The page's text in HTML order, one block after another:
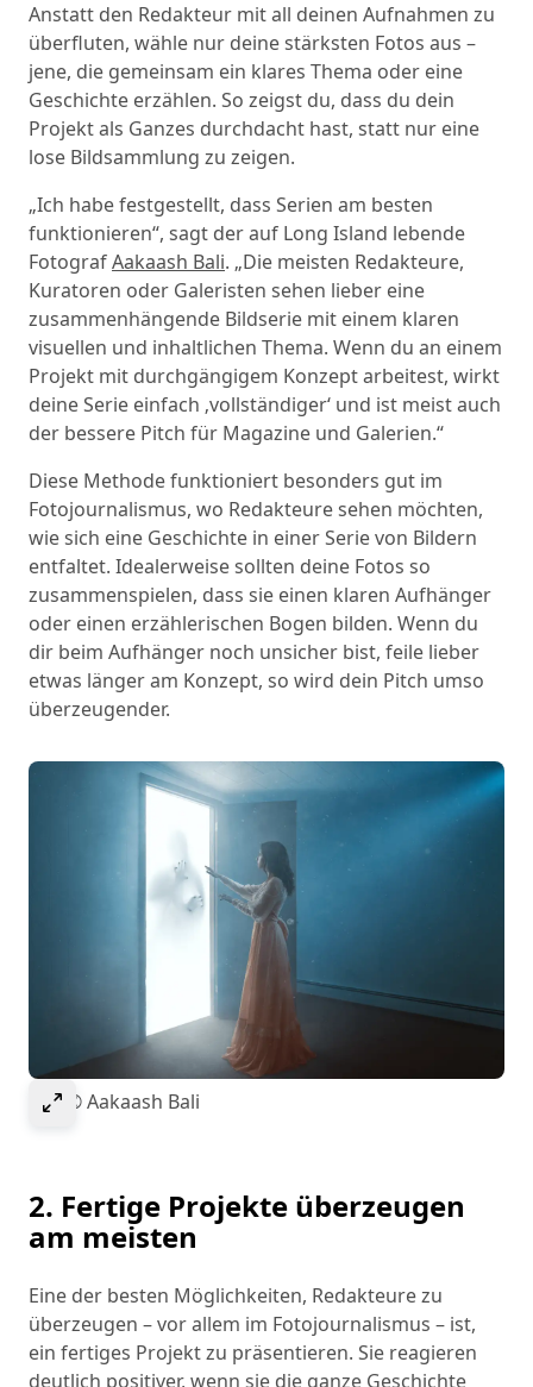
Anstatt den Redakteur mit all deinen Aufnahmen zu
überfluten, wähle nur deine stärksten Fotos aus –
jene, die gemeinsam ein klares Thema oder eine
Geschichte erzählen. So zeigst du, dass du dein
Projekt als Ganzes durchdacht hast, statt nur eine
lose Bildsammlung zu zeigen.
„Ich habe festgestellt, dass Serien am besten
funktionieren“, sagt der auf Long Island lebende
FotografAakaash Bali. „Die meisten Redakteure,
Kuratoren oder Galeristen sehen lieber eine
zusammenhängende Bildserie mit einem klaren
visuellen und inhaltlichen Thema. Wenn du an einem
Projekt mit durchgängigem Konzept arbeitest, wirkt
deine Serie einfach ‚vollständiger‘ und ist meist auch
der bessere Pitch für Magazine und Galerien.“
Diese Methode funktioniert besonders gut im
Fotojournalismus, wo Redakteure sehen möchten,
wie sich eine Geschichte in einer Serie von Bildern
entfaltet. Idealerweise sollten deine Fotos so
zusammenspielen, dass sie einen klaren Aufhänger
oder einen erzählerischen Bogen bilden. Wenn du
dir beim Aufhänger noch unsicher bist, feile lieber
etwas länger am Konzept, so wird dein Pitch umso
überzeugender.
Select to expand image
Bild © Aakaash Bali
2. Fertige Projekte überzeugen
am meisten
Eine der besten Möglichkeiten, Redakteure zu
überzeugen – vor allem im Fotojournalismus – ist,
ein fertiges Projekt zu präsentieren. Sie reagieren
deutlich positiver, wenn sie die ganze Geschichte